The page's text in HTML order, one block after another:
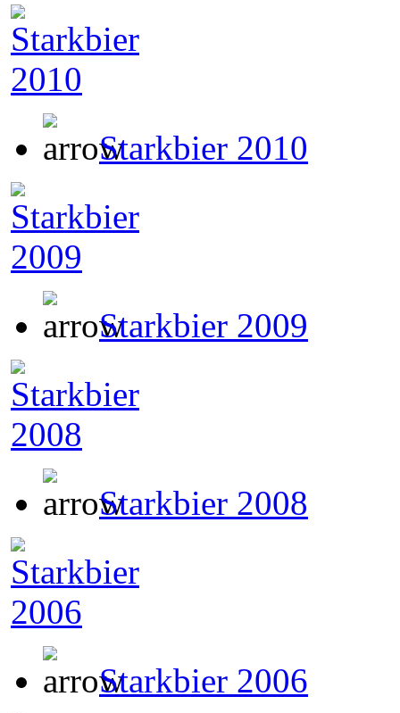
Starkbier 2010
Starkbier 2009
Starkbier 2008
Starkbier 2006